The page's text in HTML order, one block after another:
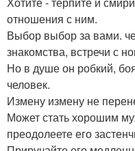
отношения с ним.
Выбор выбор за вами.
знакомства, встречи с
Но в душе он робкий,
человек.
Измену измену не
Может стать хорошим
преодолеете его